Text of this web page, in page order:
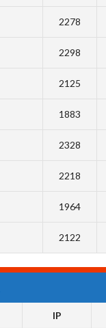
2278
2298
2125
1883
2328
2218
1964
2122
IP